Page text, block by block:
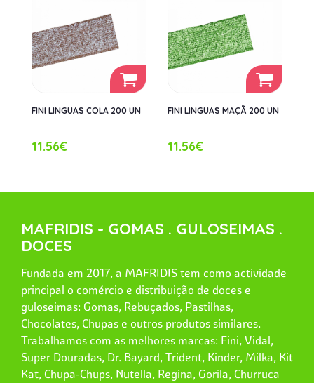
FINI LINGUAS COLA 200 UN
11.56€
FINI LINGUAS MAÇÃ 200 UN
11.56€
MAFRIDIS - GOMAS . GULOSEIMAS .
DOCES
Fundada em 2017, a MAFRIDIS tem como actividade
principal o comércio e distribuição de doces e
guloseimas: Gomas, Rebuçados, Pastilhas,
Chocolates, Chupas e outros produtos similares.
Trabalhamos com as melhores marcas: Fini, Vidal,
Super Douradas, Dr. Bayard, Trident, Kinder, Milka, Kit
Kat, Chupa-Chups, Nutella, Regina, Gorila, Churruca